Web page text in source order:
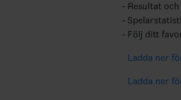
Resultat
Följ ditt
Ladda ner
Ladda ner